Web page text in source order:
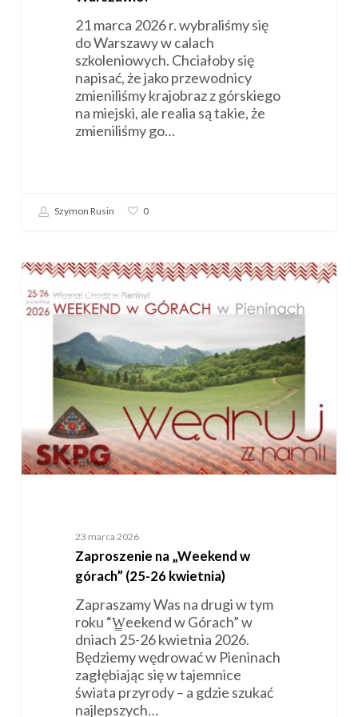
21 marca 2026 r. wybraliśmy się
do Warszawy w calach
szkoleniowych. Chciałoby się
napisać, że jako przewodnicy
zmieniliśmy krajobraz z górskiego
na miejski, ale realia są takie, że
zmieniliśmy go…
Szymon Rusin 0
WYJAZDY
Zaproszenie
na
„Weekend
górach”
kwietnia)
23 marca 2026
Zaproszenie na „Weekend w
górach” (25-26 kwietnia)
Zapraszamy Was na drugi w tym
roku “W̳eekend w Górach” w
dniach 25-26 kwietnia 2026.
Będziemy wędrować w Pieninach
zagłębiając się w tajemnice
świata przyrody – a gdzie szukać
najlepszych…